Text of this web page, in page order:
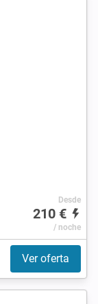
Desde
210 €
/ noche
Ver oferta